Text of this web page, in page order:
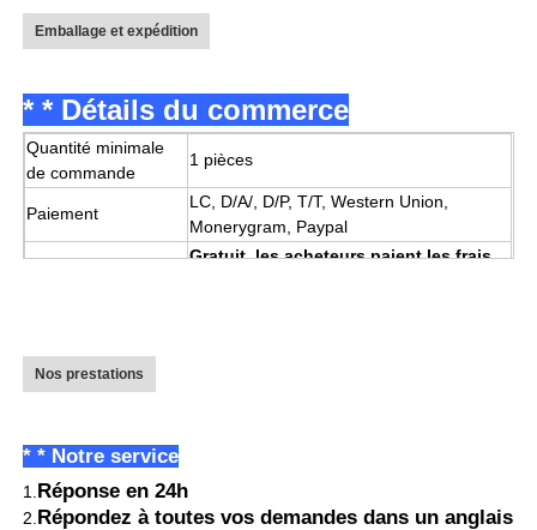
Emballage et expédition
* * Détails du commerce
Quantité minimale
de commande
1 pièces
Paiement
LC, D/A/, D/P, T/T, Western Union,
Monerygram, Paypal
Gratuit, les acheteurs paient les frais
Délai de livraison
généralement, le délai de livraison est de
Nos prestations
* * Notre service
1. Réponse en 24h
2. Répondez à toutes vos demandes dans un anglais